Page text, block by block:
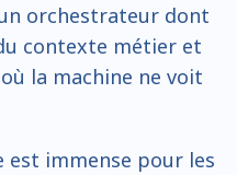
orchestrateur dont
contexte métier et
la machine ne voit
est immense pour les